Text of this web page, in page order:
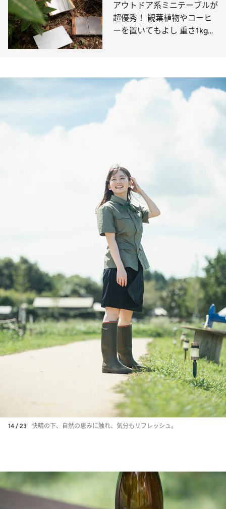
アウトドア系ミニテーブルが
超優秀！ 観葉植物やコーヒ
ーを置いてもよし 重さ1kg未
14 / 23 快晴の下、自然の恵みに触れ、気分もリフレッシュ。